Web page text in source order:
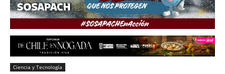
Ciencia y Tecnología